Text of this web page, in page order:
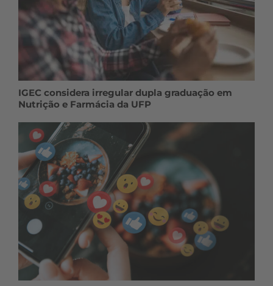
IGEC considera irregular dupla graduação em
Nutrição e Farmácia da UFP